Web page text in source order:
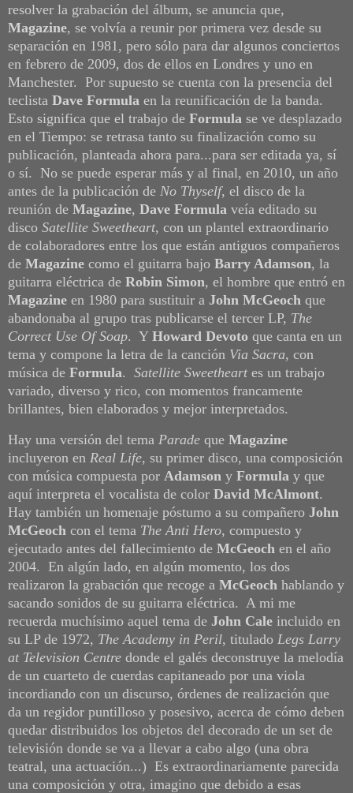
resolver la grabación del álbum, se anuncia que,
Magazine, se volvía a reunir por primera vez desde su
separación en 1981, pero sólo para dar algunos conciertos
en febrero de 2009, dos de ellos en Londres y uno en
Manchester. Por supuesto se cuenta con la presencia del
teclista Dave Formula en la reunificación de la banda.
Esto significa que el trabajo de Formula se ve desplazado
en el Tiempo: se retrasa tanto su finalización como su
publicación, planteada ahora para...para ser editada ya, sí
o sí. No se puede esperar más y al final, en 2010, un año
antes de la publicación de No Thyself, el disco de la
reunión de Magazine, Dave Formula veía editado su
disco Satellite Sweetheart, con un plantel extraordinario
de colaboradores entre los que están antiguos compañeros
de Magazine como el guitarra bajo Barry Adamson, la
guitarra eléctrica de Robin Simon, el hombre que entró en
Magazine en 1980 para sustituir a John McGeoch que
abandonaba al grupo tras publicarse el tercer LP, The
Correct Use Of Soap. Y Howard Devoto que canta en un
tema y compone la letra de la canción Via Sacra, con
música de Formula. Satellite Sweetheart es un trabajo
variado, diverso y rico, con momentos francamente
brillantes, bien elaborados y mejor interpretados.
Hay una versión del tema Parade que Magazine
incluyeron en Real Life, su primer disco, una composición
con música compuesta por Adamson y Formula y que
aquí interpreta el vocalista de color David McAlmont.
Hay también un homenaje póstumo a su compañero John
McGeoch con el tema The Anti Hero, compuesto y
ejecutado antes del fallecimiento de McGeoch en el año
2004. En algún lado, en algún momento, los dos
realizaron la grabación que recoge a McGeoch hablando y
sacando sonidos de su guitarra eléctrica. A mi me
recuerda muchísimo aquel tema de John Cale incluido en
su LP de 1972, The Academy in Peril, titulado Legs Larry
at Television Centre donde el galés deconstruye la melodía
de un cuarteto de cuerdas capitaneado por una viola
incordiando con un discurso, órdenes de realización que
da un regidor puntilloso y posesivo, acerca de cómo deben
quedar distribuidos los objetos del decorado de un set de
televisión donde se va a llevar a cabo algo (una obra
teatral, una actuación...) Es extraordinariamente parecida
una composición y otra, imagino que debido a esas